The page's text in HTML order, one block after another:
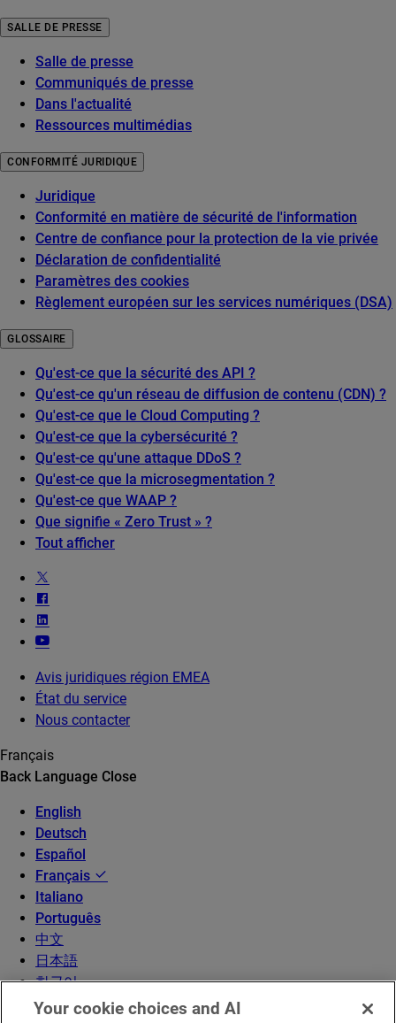
SALLE DE PRESSE
Salle de presse
Communiqués de presse
Dans l'actualité
Ressources multimédias
CONFORMITÉ JURIDIQUE
Juridique
Conformité en matière de sécurité de l'information
Centre de confiance pour la protection de la vie privée
Déclaration de confidentialité
Paramètres des cookies
Règlement européen sur les services numériques (DSA)
GLOSSAIRE
Qu'est-ce que la sécurité des API ?
Qu'est-ce qu'un réseau de diffusion de contenu (CDN) ?
Qu'est-ce que le Cloud Computing ?
Qu'est-ce que la cybersécurité ?
Qu'est-ce qu'une attaque DDoS ?
Qu'est-ce que la microsegmentation ?
Qu'est-ce que WAAP ?
Que signifie « Zero Trust » ?
Tout afficher
Avis juridiques région EMEA
État du service
Nous contacter
Français
Back Language Close
English
Deutsch
Español
Français
Italiano
Português
中文
日本語
한국어
Your cookie choices and AI